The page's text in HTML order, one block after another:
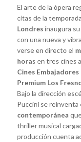
El arte de la ópera
citas de la
Londres inaugura
con una nueva y
verse en directo el
horas en tres cines
Cines
Premium Los
Bajo la dirección
Puccini se reinventa
contemporánea
thriller musical
producción cuenta